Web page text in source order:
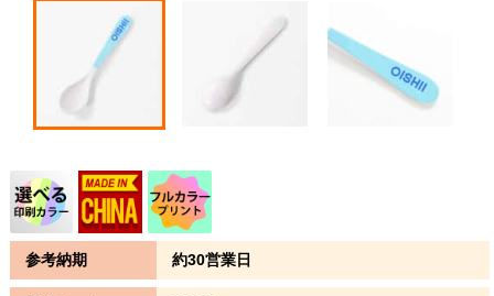
参考納期 約30営業日